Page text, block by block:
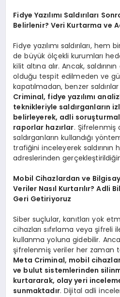
Fidye Yazılımı Saldırıları
Belirlenir? Veri Kurtarma ve
Fidye yazılımı saldırıları, hem
de büyük ölçekli kurumları
kilit altına alır. Ancak,
olduğu tespit edilmeden ve
kapatılmadan, benzer
Criminal, fidye yazılımı
teknikleriyle saldırganların
belirleyerek, adli
raporlar hazırlar. Şifrelenmiş
saldırganların kullandığı
trafiğini inceleyerek saldırının
adreslerinden
Mobil Cihazlardan ve
Veriler Nasıl Kurtarılır? Adli
Geri Getiriyoruz
Siber suçlular, kanıtları yok
cihazları sıfırlama veya şifreli
kullanma yoluna gidebilir.
şifrelenmiş veriler her zaman
Meta Criminal, mobil
ve bulut sistemlerinden
kurtararak, olay yeri
sunmaktadır. Dijital adli